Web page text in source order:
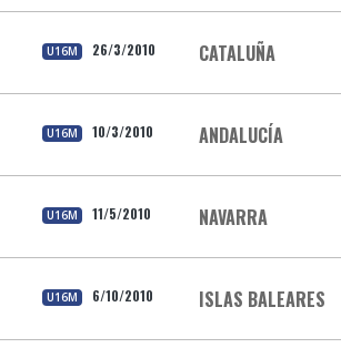
U16M 26/3/2010 CATALUÑA
U16M 10/3/2010 ANDALUCÍA
U16M 11/5/2010 NAVARRA
U16M 6/10/2010 ISLAS BALEARES